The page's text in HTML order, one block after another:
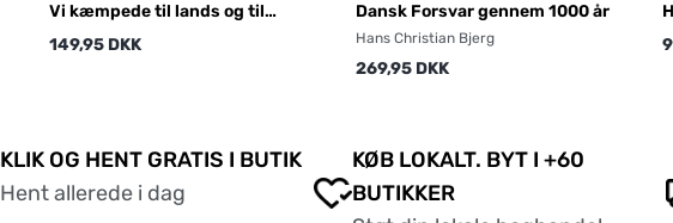
Vi kæmpede til lands og til
vands
149,95 DKK
Dansk Forsvar gennem 1000 år
Hans Christian Bjerg
269,95 DKK
KLIK OG HENT GRATIS I BUTIK
Hent allerede i dag
KØB LOKALT. BYT I +60
BUTIKKER